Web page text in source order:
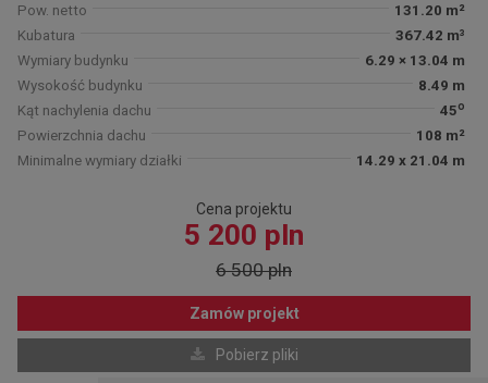
Pow. netto
131.20 m²
Kubatura
367.42 m³
Wymiary budynku
6.29 × 13.04 m
Wysokość budynku
8.49 m
Kąt nachylenia dachu
45o
Powierzchnia dachu
108 m²
Minimalne wymiary działki
14.29 x 21.04 m
Cena projektu
5 200 pln
6 500 pln
Zamów projekt
Pobierz pliki